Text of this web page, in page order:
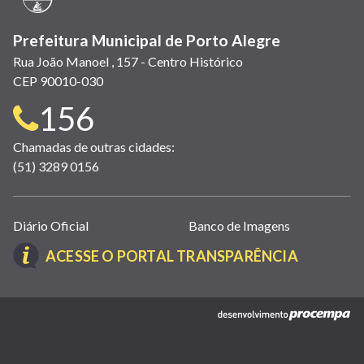
Prefeitura Municipal de Porto Alegre
Rua João Manoel , 157 - Centro Histórico
CEP 90010-030
Telefone
para
contato:
156
Chamadas de outras cidades:
(51) 3289 0156
Links
úteis
(abrem
nova
Diário Oficial Banco de Imagens
ACESSE O PORTAL TRANSPARÊNCIA(LINK
EM
NOVA